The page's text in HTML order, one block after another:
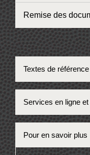
Remise des
Textes de référence
Services en ligne
Pour en savoir plus